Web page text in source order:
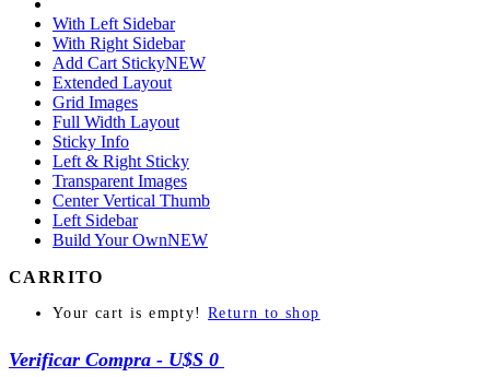
With Left Sidebar
With Right Sidebar
Add Cart StickyNEW
Extended Layout
Grid Images
Full Width Layout
Sticky Info
Left & Right Sticky
Transparent Images
Center Vertical Thumb
Left Sidebar
Build Your OwnNEW
CARRITO
Your cart is empty! Return to shop
Verificar Compra - U$S 0